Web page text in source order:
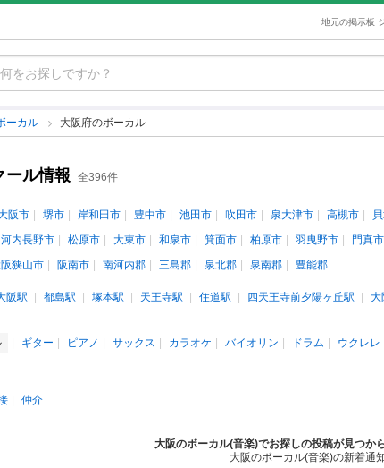
地元の掲示板
ーカル 大阪府のボーカル
ール情報 全396件
阪市 堺市 岸和田市 豊中市 池田市 吹田市 泉大津市 高槻市
河内長野市 松原市 大東市 和泉市 箕面市 柏原市 羽曳野市 門真市
狭山市 阪南市 南河内郡 三島郡 泉北郡 泉南郡 豊能郡
阪駅 都島駅 塚本駅 天王寺駅 住道駅 四天王寺前夕陽ヶ丘駅 大
ギター ピアノ サックス カラオケ バイオリン ドラム ウクレレ
仲介
大阪のボーカル(音楽)でお探しの投稿が見つか
大阪のボーカル(音楽)の新着通